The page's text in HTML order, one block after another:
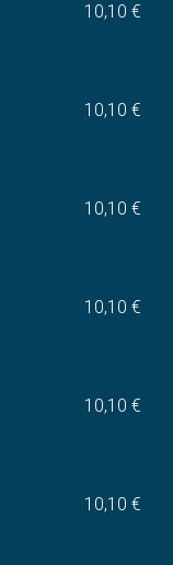
10,10 €
10,10 €
10,10 €
10,10 €
10,10 €
10,10 €